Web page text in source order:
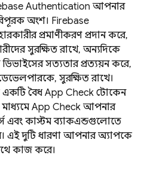
Authentication আপনার
অংশ। Firebase
প্রমাণীকরণ প্রদান করে,
সুরক্ষিত রাখে, অন্যদিকে
ডিভাইসের সত্যতার প্রত্যয়ন করে,
সুরক্ষিত রাখে।
বৈধApp Check টোকেন
App Check আপনার
এবং কাস্টম ব্যাকএন্ডগুলোতে
এই দুটি ধারণা আপনার অ্যাপকে
কাজ করে।